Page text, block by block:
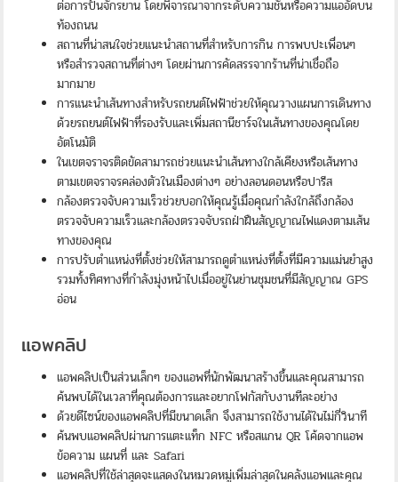
ต่อการปั่นจักรยาน โดยพิจารณาจากระดับความชันหรือความแออัดบน
ท้องถนน
สถานที่น่าสนใจช่วยแนะนำสถานที่สำหรับการกิน การพบปะเพื่อนๆ
หรือสำรวจสถานที่ต่างๆ โดยผ่านการคัดสรรจากร้านที่น่าเชื่อถือ
มากมาย
การแนะนำเส้นทางสำหรับรถยนต์ไฟฟ้าช่วยให้คุณวางแผนการเดินทาง
ด้วยรถยนต์ไฟฟ้าที่รองรับและเพิ่มสถานีชาร์จในเส้นทางของคุณโดย
อัตโนมัติ
ในเขตจราจรติดขัดสามารถช่วยแนะนำเส้นทางใกล้เคียงหรือเส้นทาง
ตามเขตจราจรคล่องตัวในเมืองต่างๆ อย่างลอนดอนหรือปารีส
กล้องตรวจจับความเร็วช่วยบอกให้คุณรู้เมื่อคุณกำลังใกล้ถึงกล้อง
ตรวจจับความเร็วและกล้องตรวจจับรถฝ่าฝืนสัญญาณไฟแดงตามเส้น
ทางของคุณ
การปรับตำแหน่งที่ตั้งช่วยให้สามารถดูตำแหน่งที่ตั้งที่มีความแม่นยำสูง
รวมทั้งทิศทางที่กำลังมุ่งหน้าไปเมื่ออยู่ในย่านชุมชนที่มีสัญญาณ GPS
อ่อน
แอพคลิป
แอพคลิปเป็นส่วนเล็กๆ ของแอพที่นักพัฒนาสร้างขึ้นและคุณสามารถ
ค้นพบได้ในเวลาที่คุณต้องการและอยากโฟกัสกับงานทีละอย่าง
ด้วยดีไซน์ของแอพคลิปที่มีขนาดเล็ก จึงสามารถใช้งานได้ในไม่กี่วินาที
ค้นพบแอพคลิปผ่านการแตะแท็ก NFC หรือสแกน QR โค้ดจากแอพ
ข้อความ แผนที่ และ Safari
แอพคลิปที่ใช้ล่าสุดจะแสดงในหมวดหมู่เพิ่มล่าสุดในคลังแอพและคุณ